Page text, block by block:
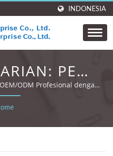
INDONESIA
PENA
BAO
CO., LTD.
ODM Profesional dengan
dan Sertifikasi Global.